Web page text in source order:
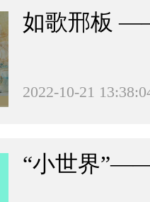
如歌邢板
2022-10-21
“小世界